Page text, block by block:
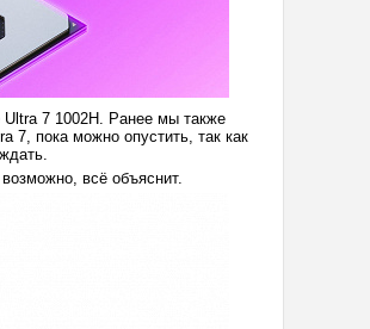
Ultra 7 1002H. Ранее мы также
7, пока можно опустить, так как
всё объяснит.